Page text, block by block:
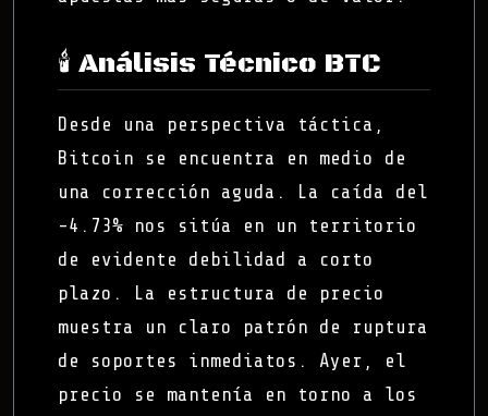
🕯️ Análisis Técnico BTC
Desde una perspectiva táctica,
Bitcoin se encuentra en medio de
una corrección aguda. La caída del
-4.73% nos sitúa en un territorio
de evidente debilidad a corto
plazo. La estructura de precio
muestra un claro patrón de ruptura
de soportes inmediatos. Ayer, el
precio se mantenía en torno a los